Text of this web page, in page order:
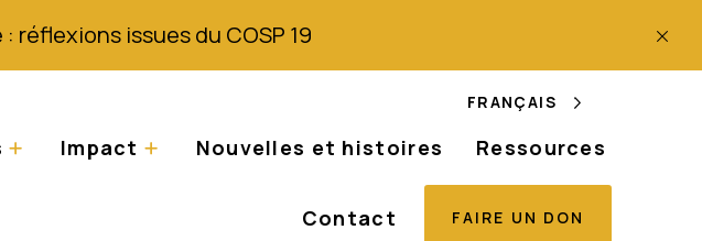
réflexions issues du COSP 19
FRANÇAIS
Impact Nouvelles et histoires Ressources
Contact FAIRE UN DON